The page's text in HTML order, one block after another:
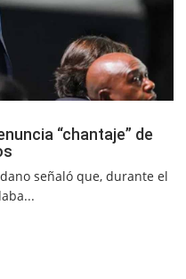
“chantaje” de
señaló que, durante el